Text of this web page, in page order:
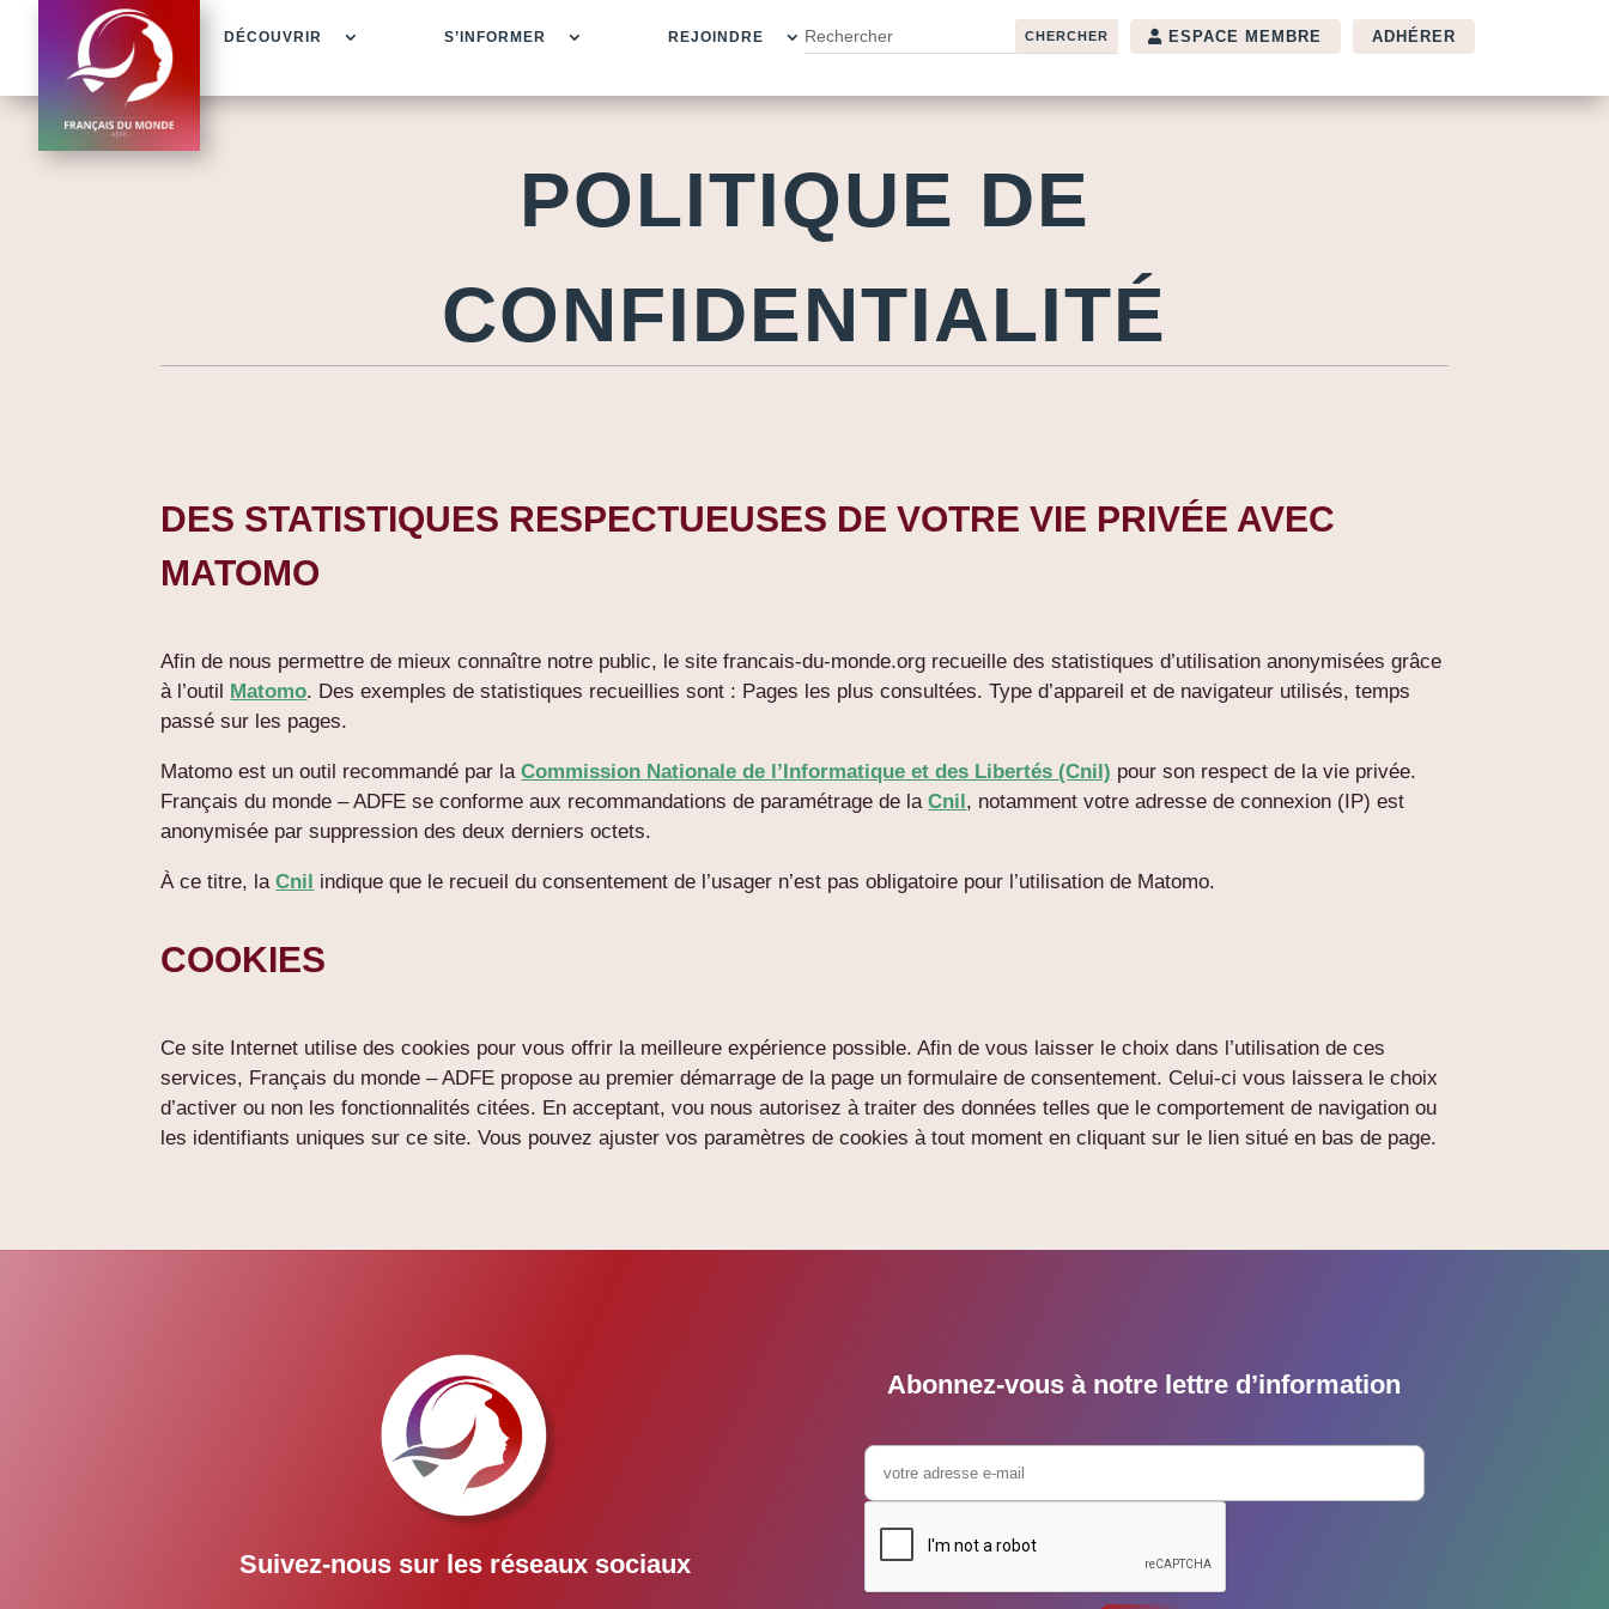
DÉCOUVRIR S’INFORMER REJOINDRE ESPACE MEMBRE ADHÉRER
POLITIQUE DE
CONFIDENTIALITÉ
DES STATISTIQUES RESPECTUEUSES DE VOTRE VIE PRIVÉE AVEC
MATOMO
Afin de nous permettre de mieux connaître notre public, le site francais-du-monde.org recueille des statistiques d’utilisation anonymisées grâce
à l’outil
Matomo. Des exemples de statistiques recueillies sont : Pages les plus consultées. Type d’appareil et de navigateur utilisés, temps
passé sur les pages.
Matomo est un outil recommandé par laCommission Nationale de l’Informatique et des Libertés (Cnil) pour son respect de la vie privée.
Français du monde – ADFE se conforme aux recommandations de paramétrage de laCnil , notamment votre adresse de connexion (IP) est
anonymisée par suppression des deux derniers octets.
À ce titre, laCnil indique que le recueil du consentement de l’usager n’est pas obligatoire pour l’utilisation de Matomo.
COOKIES
Ce site Internet utilise des cookies pour vous offrir la meilleure expérience possible. Afin de vous laisser le choix dans l’utilisation de ces
services, Français du monde – ADFE propose au premier démarrage de la page un formulaire de consentement. Celui-ci vous laissera le choix
d’activer ou non les fonctionnalités citées. En acceptant, vou nous autorisez à traiter des données telles que le comportement de navigation ou
les identifiants uniques sur ce site. Vous pouvez ajuster vos paramètres de cookies à tout moment en cliquant sur le lien situé en bas de page.
Suivez-nous sur les réseaux sociaux
Abonnez-vous à notre lettre d’information